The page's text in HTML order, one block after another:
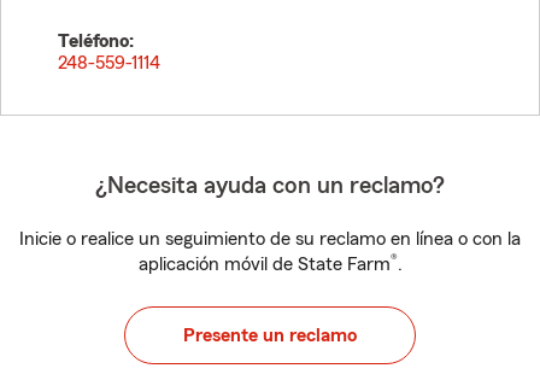
Teléfono:
248-559-1114
¿Necesita ayuda con un reclamo?
Inicie o realice un seguimiento de su reclamo en línea o con la
aplicación móvil de State Farm®.
Presente un reclamo